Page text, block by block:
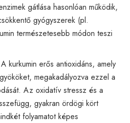
gátlása hasonlóan működik,
gyógyszerek (pl.
természetesebb módon teszi
A kurkumin erős antioxidáns, amely
megakadályozva ezzel a
Az oxidatív stressz és a
gyakran ördögi kört
folyamatot képes